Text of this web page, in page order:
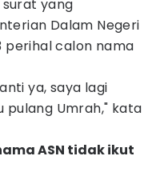
yang
Dalam Negeri
perihal calon nama
ya, saya lagi
pulang Umrah," kata
ASN tidak ikut